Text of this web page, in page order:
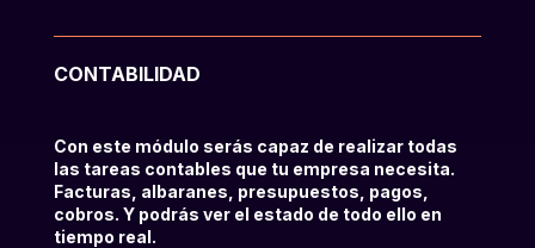
CONTABILIDAD
Con este módulo serás capaz de realizar todas
las tareas contables que tu empresa necesita.
Facturas, albaranes, presupuestos, pagos,
cobros. Y podrás ver el estado de todo ello en
tiempo real.